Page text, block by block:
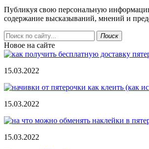
Публикуя свою персональную информацию
содержание высказываний, мнений и
Поиск
Новое на сайте
15.03.2022
15.03.2022
15.03.2022